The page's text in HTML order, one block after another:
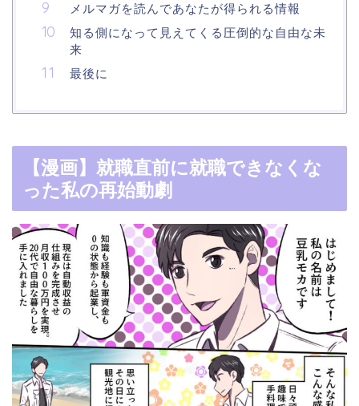
メルマガを読んであなたが得られる情報
知る側になって見えてくる圧倒的な自由な未
来
最後に
【漫画】就職直前に就職できなくな
った私の再始動劇